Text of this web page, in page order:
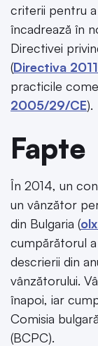
criterii pentru
încadrează în
Directivei
(Directiva
practicile
2005/29/CE).
Fapte
În 2014, un
un vânzător
din Bulgaria (
cumpărătorul
descrierii din
vânzătorului.
înapoi, iar
Comisia
(BCPC).